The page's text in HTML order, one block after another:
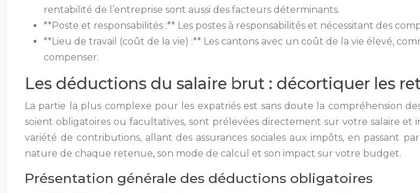
rentabilité de l’entreprise sont aussi des facteurs déterminants.
**Poste et responsabilités :** Les postes à responsabilités et nécessitant des
**Lieu de travail (coût de la vie) :** Les cantons avec un coût de la vie élevé,
compenser.
Les déductions du salaire brut : décortiquer les
La partie la plus complexe pour les expatriés est sans doute la compréhension
soient obligatoires ou facultatives, sont prélevées directement sur votre salaire
variété de contributions, allant des assurances sociales aux impôts, en passant
nature de chaque retenue, son mode de calcul et son impact sur votre budget.
Présentation générale des déductions obligatoires